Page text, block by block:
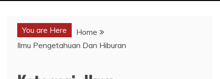
You are Here
Home
Ilmu Pengetahuan Dan Hiburan